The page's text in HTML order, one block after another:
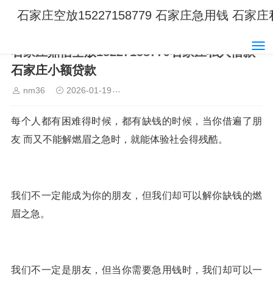
石家庄空放15227158779 石家庄急用钱 石家
石家庄鼎信空放15227158779石家庄私人借款
石家庄小额贷款
nm36 2026-01-19
每个人都有困难得时候，都有缺钱的时候，当你借遍了朋
友 而又不能解燃眉之急时，就能体验社会得残酷。
我们不一定能成为你的朋友，但我们却可以解你缺钱的燃
眉之急。
我们不一定是朋友，但当你需要急用钱时，我们却可以一